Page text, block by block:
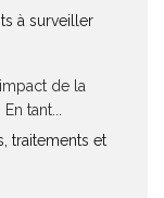
à surveiller
de la
tant...
traitements et